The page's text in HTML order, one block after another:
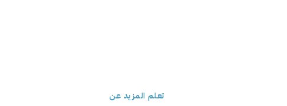
تعلم المزيد عن